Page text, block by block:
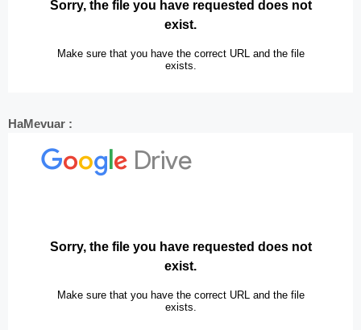
HaMevuar :